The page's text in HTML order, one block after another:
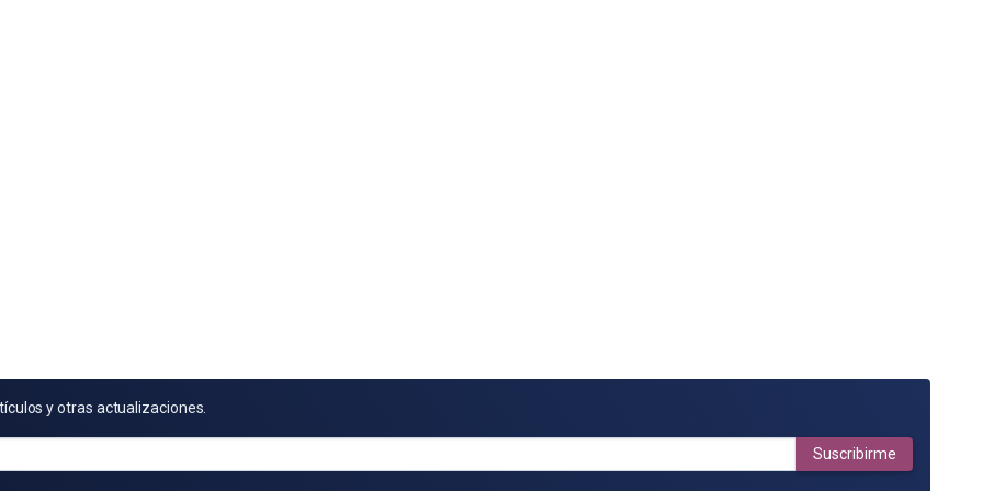
y otras actualizaciones.
Suscribirme